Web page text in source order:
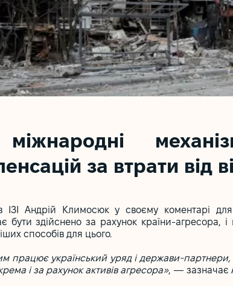
за втрати від
ІЗІ Андрій Климосюк у своєму коментарі
бути здійснено за рахунок країни-агресора,
способів для цього.
працює український уряд і держави-
і за рахунок активів агресора», — зазначає